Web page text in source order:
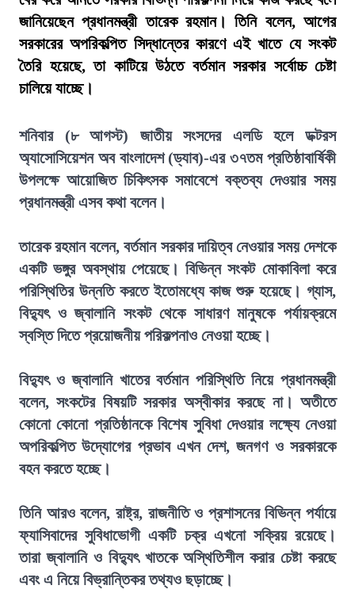
জানিয়েছেন প্রধানমন্ত্রী তারেক রহমান। তিনি বলেন, আগের
সরকারের অপরিকল্পিত সিদ্ধান্তের কারণে এই খাতে যে সংকট
তৈরি হয়েছে, তা কাটিয়ে উঠতে বর্তমান সরকার সর্বোচ্চ চেষ্টা
চালিয়ে যাচ্ছে।
শনিবার (৮ আগস্ট) জাতীয় সংসদের এলডি হলে ডক্টরস
অ্যাসোসিয়েশন অব বাংলাদেশ (ড্যাব)-এর ৩৭তম প্রতিষ্ঠাবার্ষিকী
উপলক্ষে আয়োজিত চিকিৎসক সমাবেশে বক্তব্য দেওয়ার সময়
প্রধানমন্ত্রী এসব কথা বলেন।
তারেক রহমান বলেন, বর্তমান সরকার দায়িত্ব নেওয়ার সময় দেশকে
একটি ভঙ্গুর অবস্থায় পেয়েছে। বিভিন্ন সংকট মোকাবিলা করে
পরিস্থিতির উন্নতি করতে ইতোমধ্যে কাজ শুরু হয়েছে। গ্যাস,
বিদ্যুৎ ও জ্বালানি সংকট থেকে সাধারণ মানুষকে পর্যায়ক্রমে
স্বস্তি দিতে প্রয়োজনীয় পরিকল্পনাও নেওয়া হচ্ছে।
বিদ্যুৎ ও জ্বালানি খাতের বর্তমান পরিস্থিতি নিয়ে প্রধানমন্ত্রী
বলেন, সংকটের বিষয়টি সরকার অস্বীকার করছে না। অতীতে
কোনো কোনো প্রতিষ্ঠানকে বিশেষ সুবিধা দেওয়ার লক্ষ্যে নেওয়া
অপরিকল্পিত উদ্যোগের প্রভাব এখন দেশ, জনগণ ও সরকারকে
বহন করতে হচ্ছে।
তিনি আরও বলেন, রাষ্ট্র, রাজনীতি ও প্রশাসনের বিভিন্ন পর্যায়ে
ফ্যাসিবাদের সুবিধাভোগী একটি চক্র এখনো সক্রিয় রয়েছে।
তারা জ্বালানি ও বিদ্যুৎ খাতকে অস্থিতিশীল করার চেষ্টা করছে
এবং এ নিয়ে বিভ্রান্তিকর তথ্যও ছড়াচ্ছে।